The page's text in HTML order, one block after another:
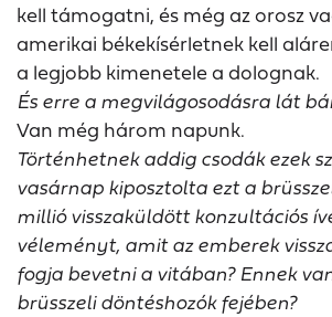
kell támogatni, és még az orosz
amerikai békekísérletnek kell
a legjobb kimenetele a dolognak.
És erre a megvilágosodásra lát
Van még három napunk.
Történhetnek addig csodák ezek
vasárnap kiposztolta ezt a
millió visszaküldött konzultációs
véleményt, amit az emberek
fogja bevetni a vitában? Ennek
brüsszeli döntéshozók fejében?